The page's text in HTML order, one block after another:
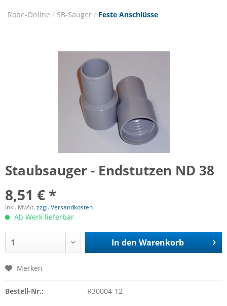
Robe-Online / SB-Sauger / Feste Anschlüsse
Staubsauger - Endstutzen ND 38
8,51 € *
inkl. MwSt. zzgl. Versandkosten
Ab Werk lieferbar
In den Warenkorb
Merken
Bestell-Nr.: R30004-12